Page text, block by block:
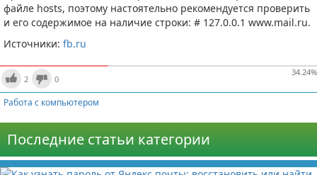
файле hosts, поэтому настоятельно рекомендуется проверить
и его содержимое на наличие строки: # 127.0.0.1 www.mail.ru.
Источники: fb.ru
34.24%
2 0
Работа с компьютером
Последние статьи категории